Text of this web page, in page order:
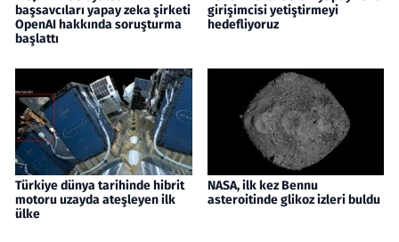
başsavcıları yapay zeka şirketi
OpenAI hakkında soruşturma
başlattı
girişimcisi yetiştirmeyi
hedefliyoruz
Türkiye dünya tarihinde hibrit
motoru uzayda ateşleyen ilk
ülke
NASA, ilk kez Bennu
asteroitinde glikoz izleri buldu